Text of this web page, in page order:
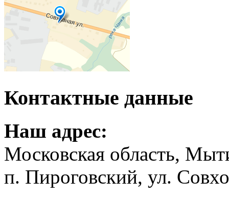
Контактные данные
Наш адрес:
Московская область,
п. Пироговский, ул.